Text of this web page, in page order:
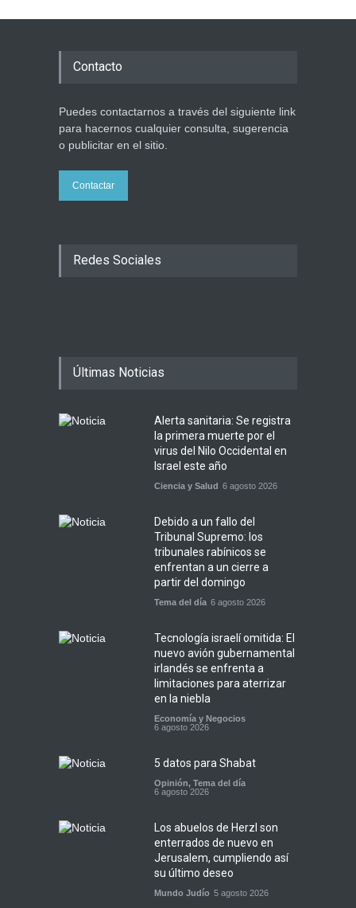
Contacto
Puedes contactarnos a través del siguiente link
para hacernos cualquier consulta, sugerencia
o publicitar en el sitio.
Contactar
Redes Sociales
Últimas Noticias
Alerta sanitaria: Se registra
la primera muerte por el
virus del Nilo Occidental en
Israel este año
Ciencia y Salud 6 agosto 2026
Debido a un fallo del
Tribunal Supremo: los
tribunales rabínicos se
enfrentan a un cierre a
partir del domingo
Tema del día 6 agosto 2026
Tecnología israelí omitida: El
nuevo avión gubernamental
irlandés se enfrenta a
limitaciones para aterrizar
en la niebla
Economía y Negocios
6 agosto 2026
5 datos para Shabat
Opinión, Tema del día
6 agosto 2026
Los abuelos de Herzl son
enterrados de nuevo en
Jerusalem, cumpliendo así
su último deseo
Mundo Judío 5 agosto 2026